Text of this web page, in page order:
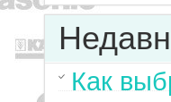
Как